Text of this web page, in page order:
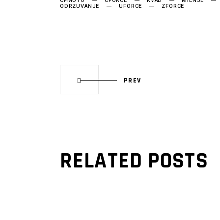
ODRZUVANJE UFORCE ZFORCE
PREV
RELATED POSTS